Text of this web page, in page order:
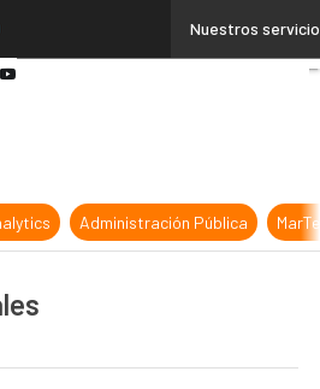
Nuestros
Administración Pública